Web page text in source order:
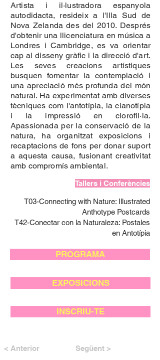
Artista i il·lustradora espanyola
autodidacta, resideix a l'Illa Sud de
Nova Zelanda des del 2010. Després
d'obtenir una llicenciatura en música a
Londres i Cambridge, es va orientar
cap al disseny gràfic i la direcció d'art.
Les seves creacions artístiques
busquen fomentar la contemplació i
una apreciació més profunda del món
natural. Ha experimentat amb diverses
tècniques com l'antotípia, la cianotípia
i la impressió en clorofil·la.
Apassionada per la conservació de la
natura, ha organitzat exposicions i
recaptacions de fons per donar suport
a aquesta causa, fusionant creativitat
amb compromís ambiental.
Tallers i Conferències
T03-Connecting with Nature: Illustrated
Anthotype Postcards
T42-Conectar con la Naturaleza: Postales
en Antotípia
PROGRAMA
EXPOSICIONS
INSCRIU-TE
< Anterior Següent >